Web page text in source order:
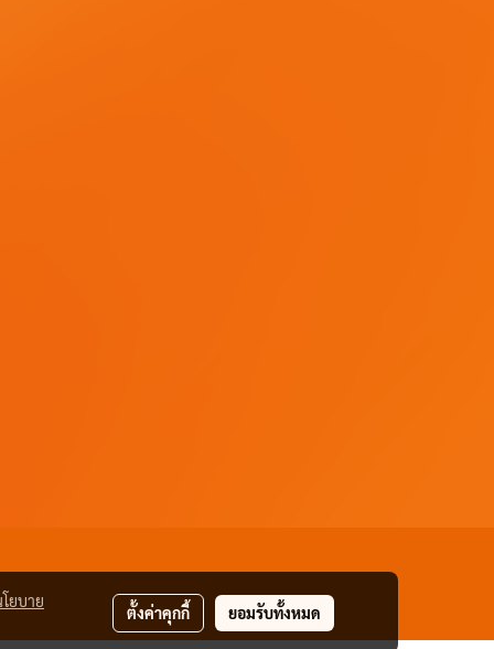
ยบาย
ตั้งค่าคุกกี้ ยอมรับทั้งหมด